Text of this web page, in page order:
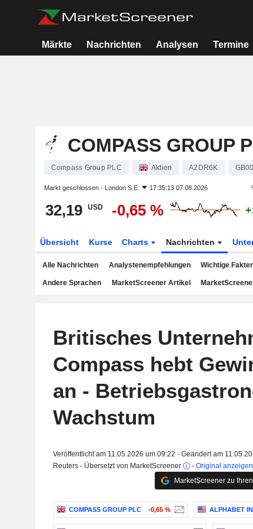
Märkte Nachrichten Analysen Termine
COMPASS GROUP
Compass Group PLC Aktien A2DR6K
Markt geschlossen - London S.E. 17:35:13 07.08.2026
32,19 USD -0,65 %
Übersicht Kurse Charts Nachrichten
Alle Nachrichten Analystenempfehlungen Wichtige
Andere Sprachen MarketScreener Artikel
Britisches
Compass hebt
an -
Wachstum
Veröffentlicht am 11.05.2026 um 09:22 - Geändert am
Reuters - Übersetzt von MarketScreener
- Original anzeigen
MarketScreener zu
COMPASS GROUP PLC -0,65 % ALPHABET